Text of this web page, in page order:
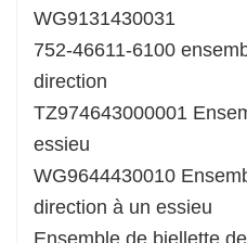
WG9131430031
752-46611-6100
direction
TZ974643000001
essieu
WG9644430010
direction à un essieu